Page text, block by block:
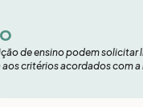
de ensino podem solicitar
critérios acordados com